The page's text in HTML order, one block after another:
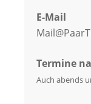
E-Mail
Termine
Auch abends